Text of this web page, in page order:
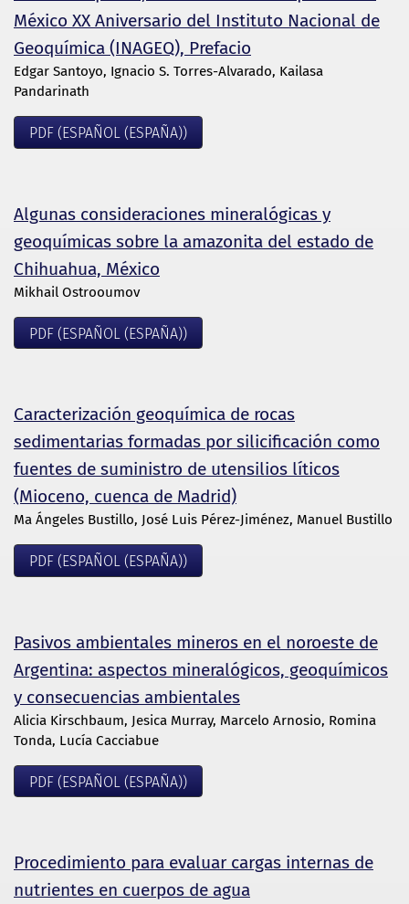
México XX Aniversario del Instituto Nacional de
Geoquímica (INAGEQ), Prefacio
Edgar Santoyo, Ignacio S. Torres-Alvarado, Kailasa
Pandarinath
PDF (ESPAÑOL (ESPAÑA))
Algunas consideraciones mineralógicas y
geoquímicas sobre la amazonita del estado de
Chihuahua, México
Mikhail Ostrooumov
PDF (ESPAÑOL (ESPAÑA))
Caracterización geoquímica de rocas
sedimentarias formadas por silicificación como
fuentes de suministro de utensilios líticos
(Mioceno, cuenca de Madrid)
Ma Ángeles Bustillo, José Luis Pérez-Jiménez, Manuel Bustillo
PDF (ESPAÑOL (ESPAÑA))
Pasivos ambientales mineros en el noroeste de
Argentina: aspectos mineralógicos, geoquímicos
y consecuencias ambientales
Alicia Kirschbaum, Jesica Murray, Marcelo Arnosio, Romina
Tonda, Lucía Cacciabue
PDF (ESPAÑOL (ESPAÑA))
Procedimiento para evaluar cargas internas de
nutrientes en cuerpos de agua